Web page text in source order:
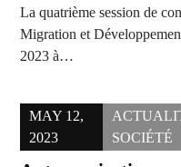
La quatrième session de
Migration et
2023 à…
MAY 12,
2023
SOCIÉTÉ